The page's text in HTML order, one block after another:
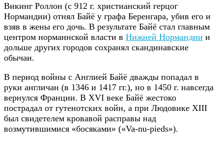
Викинг Роллон (с 912 г. христианский герцог
Нормандии) отнял Байё у графа Беренгара, убив его и
взяв в жены его дочь. В результате Байё стал главным
центром норманнской власти в Нижней Нормандии и
дольше других городов сохранял скандинавские
обычаи.
В период войны с Англией Байё дважды попадал в
руки англичан (в 1346 и 1417 гг.), но в 1450 г. навсегда
вернулся Франции. В XVI веке Байё жестоко
пострадал от гутенотских войн, а при Людовике XIII
был свидетелем кровавой расправы над
возмутившимися «босяками» («Va-nu-pieds»).